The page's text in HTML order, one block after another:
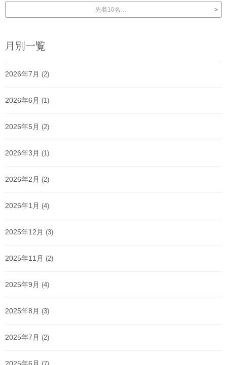
先着10名…
月別一覧
2026年7月 (2)
2026年6月 (1)
2026年5月 (2)
2026年3月 (1)
2026年2月 (2)
2026年1月 (4)
2025年12月 (3)
2025年11月 (2)
2025年9月 (4)
2025年8月 (3)
2025年7月 (2)